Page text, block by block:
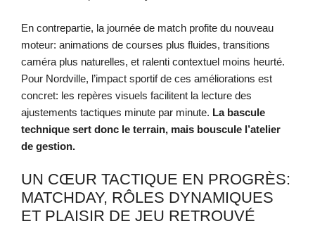
En contrepartie, la journée de match profite du nouveau
moteur: animations de courses plus fluides, transitions
caméra plus naturelles, et ralenti contextuel moins heurté.
Pour Nordville, l’impact sportif de ces améliorations est
concret: les repères visuels facilitent la lecture des
ajustements tactiques minute par minute. La bascule
technique sert donc le terrain, mais bouscule l’atelier
de gestion.
UN CŒUR TACTIQUE EN PROGRÈS:
MATCHDAY, RÔLES DYNAMIQUES
ET PLAISIR DE JEU RETROUVÉ